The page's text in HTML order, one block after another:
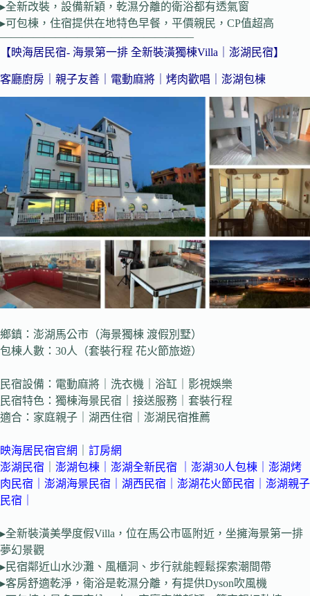
▸全新改裝，設備新穎，乾濕分離的衛浴都有透氣窗
▸可包棟，住宿提供在地特色早餐，平價親民，CP值超高
—————————————————–
【映海居民宿- 海景第一排 全新裝潢獨棟Villa｜澎湖民宿】
客廳廚房｜親子友善｜電動麻將｜烤肉歡唱｜澎湖包棟
鄉鎮：澎湖馬公市（海景獨棟 渡假別墅）
包棟人數：30人（套裝行程 花火節旅遊）
民宿設備：電動麻將｜洗衣機｜浴缸｜影視娛樂
民宿特色：獨棟海景民宿｜接送服務｜套裝行程
適合：家庭親子｜湖西住宿｜澎湖民宿推薦
映海居 民宿官網
訂房網
澎湖民宿
澎湖包棟 澎湖全新民宿 ｜ 澎湖30人包棟
澎湖烤
肉民宿
澎湖海景民宿 湖西民宿 澎湖花火節民宿
澎湖親子
民宿
▸全新裝潢美學度假Villa，位在馬公市區附近，坐擁海景第一排
夢幻景觀
▸民宿鄰近山水沙灘、風櫃洞、步行就能輕鬆探索潮間帶
▸客房舒適乾淨，衛浴是乾濕分離，有提供Dyson吹風機